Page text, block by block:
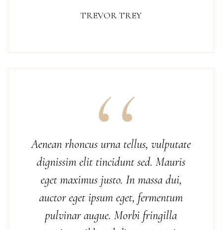
TREVOR TREY
Aenean rhoncus urna tellus, vulputate
dignissim elit tincidunt sed. Mauris
eget maximus justo. In massa dui,
auctor eget ipsum eget, fermentum
pulvinar augue. Morbi fringilla